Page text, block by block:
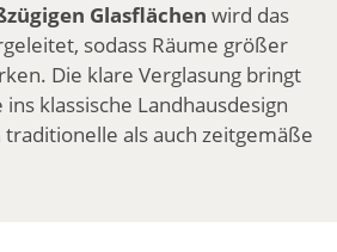
Glasflächen wird das
sodass Räume größer
Die klare Verglasung bringt
klassische Landhausdesign
traditionelle als auch zeitgemäße